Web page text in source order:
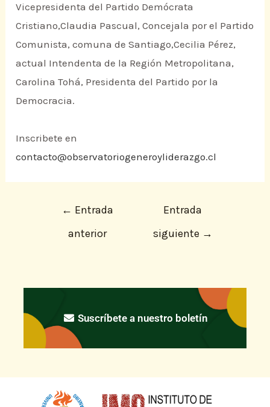
Vicepresidenta del Partido Demócrata
Cristiano,Claudia Pascual, Concejala por el Partido
Comunista, comuna de Santiago,Cecilia Pérez,
actual Intendenta de la Región Metropolitana,
Carolina Tohá, Presidenta del Partido por la
Democracia.
Inscribete en
contacto@observatoriogeneroyliderazgo.cl
← Entrada
anterior
Entrada
siguiente →
Suscríbete a nuestro boletín